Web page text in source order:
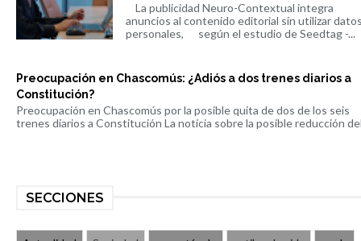
La publicidad Neuro-Contextual integra
anuncios al contenido editorial sin utilizar
personales, según el estudio de Seedtag -...
Preocupación en Chascomús: ¿Adiós a dos trenes diarios a
Constitución?
Preocupación en Chascomús por la posible quita de dos de los seis
trenes diarios a Constitución La noticia sobre la posible reducción
SECCIONES